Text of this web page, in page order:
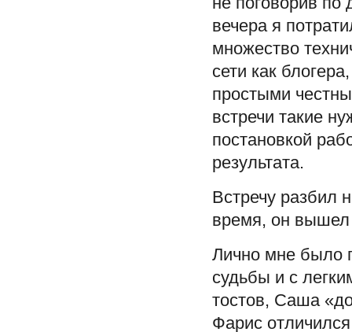
вечера я
множество
сети как
простыми
встречи такие
постановкой
результата.
Встречу разбил
время, он вышел
Лично мне было
судьбы и с
тостов, Саша
Фарис